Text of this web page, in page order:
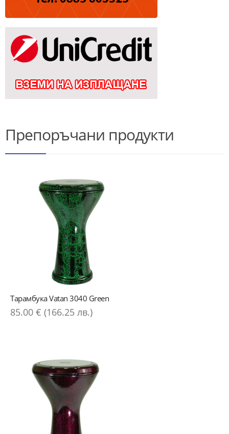
Препоръчани продукти
Тарамбука Vatan 3040 Green
85.00 € (166.25 лв.)